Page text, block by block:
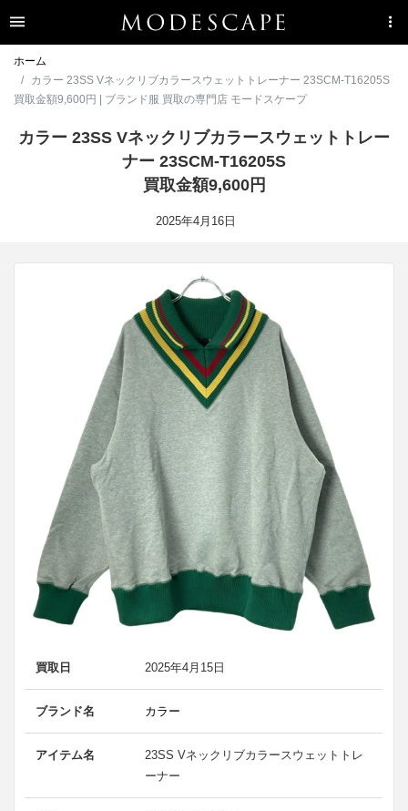
ホーム
カラー 23SS Vネックリブカラースウェットトレーナー 23SCM-T16205S
買取金額9,600円 | ブランド服 買取の専門店 モードスケープ
カラー 23SS Vネックリブカラースウェットトレー
ナー 23SCM-T16205S
買取金額9,600円
2025年4月16日
買取日 2025年4月15日
ブランド名 カラー
アイテム名
23SS Vネックリブカラースウェットトレ
ーナー